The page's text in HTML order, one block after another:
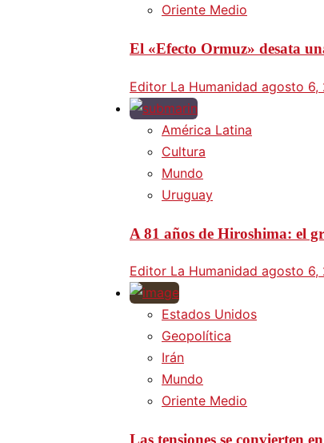
Oriente Medio
El «Efecto Ormuz» desata
Editor La Humanidad agosto 6,
América Latina
Cultura
Mundo
Uruguay
A 81 años de Hiroshima: el
Editor La Humanidad agosto 6,
Estados Unidos
Geopolítica
Irán
Mundo
Oriente Medio
Las tensiones se convierten